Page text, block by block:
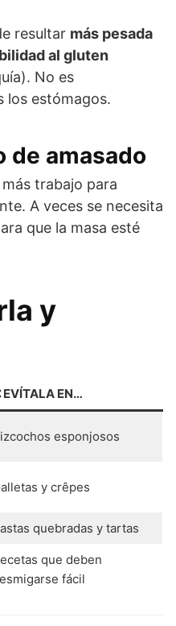
resultar más pesada
al gluten
No es
los estómagos.
de amasado
trabajo para
A veces se necesita
que la masa esté
y
EVÍTALA EN…
esponjosos
y crêpes
quebradas y tartas
que deben
fácil